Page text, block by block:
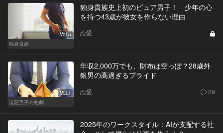
Vol.5
独身貴族
独身貴族史上初のピュア男子！ 少年の心
を持つ43歳が彼女を作らない理由
恋愛
Vol.1
港区男子の悲劇
年収2,000万でも、財布は空っぽ？28歳外
銀男の高過ぎるプライド
恋愛 29
2025年のワークスタイル：AIが支配する社